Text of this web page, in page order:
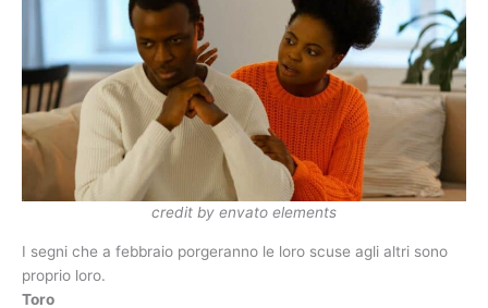
credit by envato elements
I segni che a febbraio porgeranno le loro scuse agli altri sono
proprio loro.
Toro